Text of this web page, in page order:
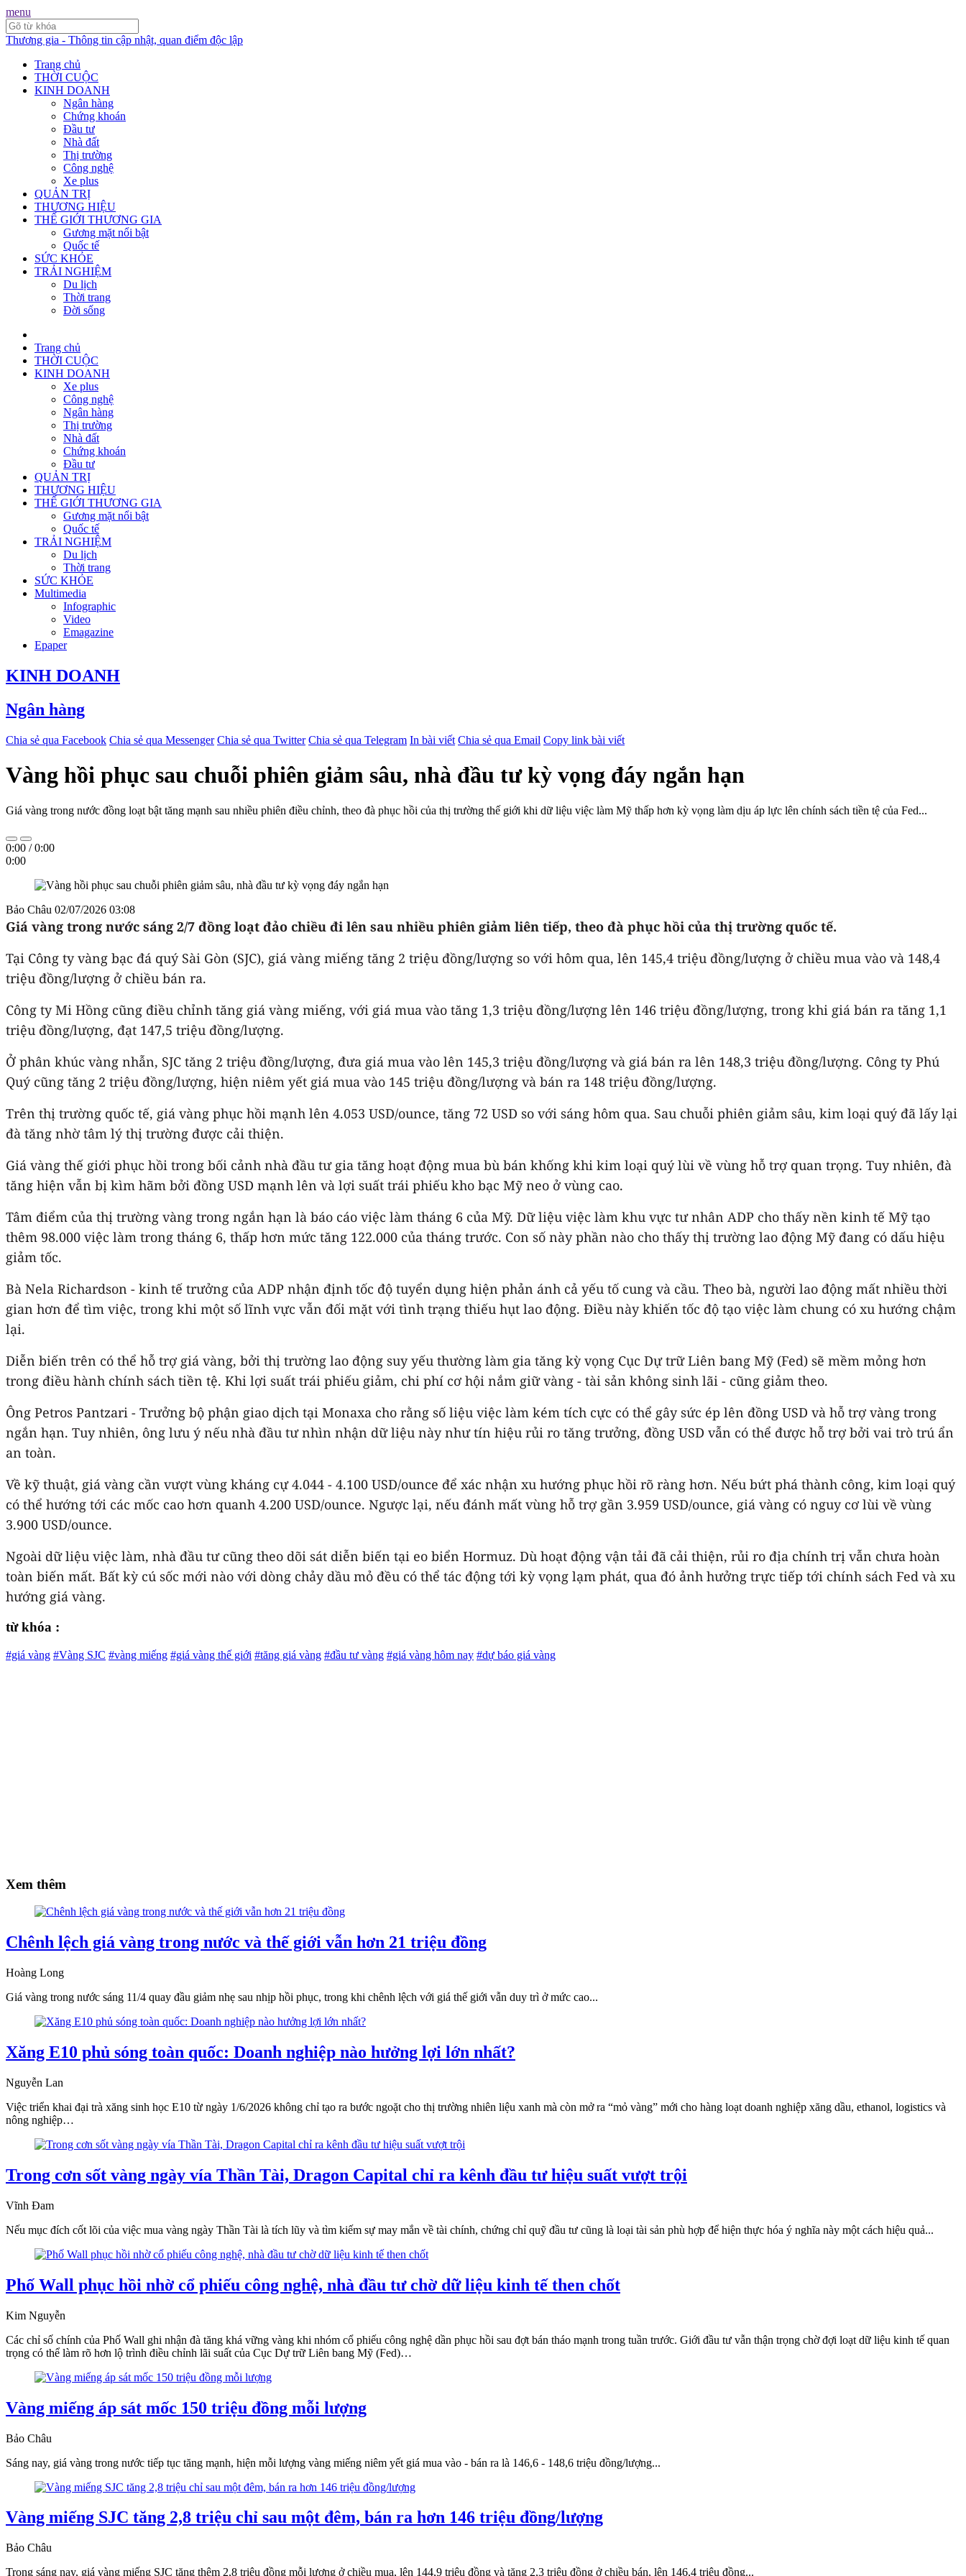
menu
Thương gia - Thông tin cập nhật, quan điểm độc lập
Trang chủ
THỜI CUỘC
KINH DOANH
Ngân hàng
Chứng khoán
Đầu tư
Nhà đất
Thị trường
Công nghệ
Xe plus
QUẢN TRỊ
THƯƠNG HIỆU
THẾ GIỚI THƯƠNG GIA
Gương mặt nổi bật
Quốc tế
SỨC KHỎE
TRẢI NGHIỆM
Du lịch
Thời trang
Đời sống
Trang chủ
THỜI CUỘC
KINH DOANH
Xe plus
Công nghệ
Ngân hàng
Thị trường
Nhà đất
Chứng khoán
Đầu tư
QUẢN TRỊ
THƯƠNG HIỆU
THẾ GIỚI THƯƠNG GIA
Gương mặt nổi bật
Quốc tế
TRẢI NGHIỆM
Du lịch
Thời trang
SỨC KHỎE
Multimedia
Infographic
Video
Emagazine
Epaper
KINH DOANH
Ngân hàng
Chia sẻ qua Facebook Chia sẻ qua Messenger Chia sẻ qua Twitter Chia sẻ qua Telegram In bài viết Chia sẻ qua Email Copy link bài viết
Vàng hồi phục sau chuỗi phiên giảm sâu, nhà đầu tư kỳ vọng đáy ngắn hạn
Giá vàng trong nước đồng loạt bật tăng mạnh sau nhiều phiên điều chỉnh, theo đà phục hồi của thị trường thế giới khi dữ liệu việc làm Mỹ thấp hơn kỳ vọng làm dịu áp lực lên chính sách tiền tệ của Fed...
0:00 /0:00
0:00
Bảo Châu 02/07/2026 03:08
Giá vàng trong nước sáng 2/7 đồng loạt đảo chiều đi lên sau nhiều phiên giảm liên tiếp, theo đà phục hồi của thị trường quốc tế.
Tại Công ty vàng bạc đá quý Sài Gòn (SJC), giá vàng miếng tăng 2 triệu đồng/lượng so với hôm qua, lên 145,4 triệu đồng/lượng ở chiều mua vào và 148,4
triệu đồng/lượng ở chiều bán ra.
Công ty Mi Hồng cũng điều chỉnh tăng giá vàng miếng, với giá mua vào tăng 1,3 triệu đồng/lượng lên 146 triệu đồng/lượng, trong khi giá bán ra tăng 1,1
triệu đồng/lượng, đạt 147,5 triệu đồng/lượng.
Ở phân khúc vàng nhẫn, SJC tăng 2 triệu đồng/lượng, đưa giá mua vào lên 145,3 triệu đồng/lượng và giá bán ra lên 148,3 triệu đồng/lượng. Công ty Phú
Quý cũng tăng 2 triệu đồng/lượng, hiện niêm yết giá mua vào 145 triệu đồng/lượng và bán ra 148 triệu đồng/lượng.
Trên thị trường quốc tế, giá vàng phục hồi mạnh lên 4.053 USD/ounce, tăng 72 USD so với sáng hôm qua. Sau chuỗi phiên giảm sâu, kim loại quý đã lấy lại
đà tăng nhờ tâm lý thị trường được cải thiện.
Giá vàng thế giới phục hồi trong bối cảnh nhà đầu tư gia tăng hoạt động mua bù bán khống khi kim loại quý lùi về vùng hỗ trợ quan trọng. Tuy nhiên, đà
tăng hiện vẫn bị kìm hãm bởi đồng USD mạnh lên và lợi suất trái phiếu kho bạc Mỹ neo ở vùng cao.
Tâm điểm của thị trường vàng trong ngắn hạn là báo cáo việc làm tháng 6 của Mỹ. Dữ liệu việc làm khu vực tư nhân ADP cho thấy nền kinh tế Mỹ tạo
thêm 98.000 việc làm trong tháng 6, thấp hơn mức tăng 122.000 của tháng trước. Con số này phần nào cho thấy thị trường lao động Mỹ đang có dấu hiệu
giảm tốc.
Bà Nela Richardson - kinh tế trưởng của ADP nhận định tốc độ tuyển dụng hiện phản ánh cả yếu tố cung và cầu. Theo bà, người lao động mất nhiều thời
gian hơn để tìm việc, trong khi một số lĩnh vực vẫn đối mặt với tình trạng thiếu hụt lao động. Điều này khiến tốc độ tạo việc làm chung có xu hướng chậm
lại.
Diễn biến trên có thể hỗ trợ giá vàng, bởi thị trường lao động suy yếu thường làm gia tăng kỳ vọng Cục Dự trữ Liên bang Mỹ (Fed) sẽ mềm mỏng hơn
trong điều hành chính sách tiền tệ. Khi lợi suất trái phiếu giảm, chi phí cơ hội nắm giữ vàng - tài sản không sinh lãi - cũng giảm theo.
Ông Petros Pantzari - Trưởng bộ phận giao dịch tại Monaxa cho rằng số liệu việc làm kém tích cực có thể gây sức ép lên đồng USD và hỗ trợ vàng trong
ngắn hạn. Tuy nhiên, ông lưu ý nếu nhà đầu tư nhìn nhận dữ liệu này như tín hiệu rủi ro tăng trưởng, đồng USD vẫn có thể được hỗ trợ bởi vai trò trú ẩn
an toàn.
Về kỹ thuật, giá vàng cần vượt vùng kháng cự 4.044 - 4.100 USD/ounce để xác nhận xu hướng phục hồi rõ ràng hơn. Nếu bứt phá thành công, kim loại quý
có thể hướng tới các mốc cao hơn quanh 4.200 USD/ounce. Ngược lại, nếu đánh mất vùng hỗ trợ gần 3.959 USD/ounce, giá vàng có nguy cơ lùi về vùng
3.900 USD/ounce.
Ngoài dữ liệu việc làm, nhà đầu tư cũng theo dõi sát diễn biến tại eo biển Hormuz. Dù hoạt động vận tải đã cải thiện, rủi ro địa chính trị vẫn chưa hoàn
toàn biến mất. Bất kỳ cú sốc mới nào với dòng chảy dầu mỏ đều có thể tác động tới kỳ vọng lạm phát, qua đó ảnh hưởng trực tiếp tới chính sách Fed và xu
hướng giá vàng.
từ khóa :
#giá vàng #Vàng SJC #vàng miếng #giá vàng thế giới #tăng giá vàng #đầu tư vàng #giá vàng hôm nay #dự báo giá vàng
Xem thêm
Chênh lệch giá vàng trong nước và thế giới vẫn hơn 21 triệu đồng
Hoàng Long
Giá vàng trong nước sáng 11/4 quay đầu giảm nhẹ sau nhịp hồi phục, trong khi chênh lệch với giá thế giới vẫn duy trì ở mức cao...
Xăng E10 phủ sóng toàn quốc: Doanh nghiệp nào hưởng lợi lớn nhất?
Nguyễn Lan
Việc triển khai đại trà xăng sinh học E10 từ ngày 1/6/2026 không chỉ tạo ra bước ngoặt cho thị trường nhiên liệu xanh mà còn mở ra “mỏ vàng” mới cho hàng loạt doanh nghiệp xăng dầu, ethanol, logistics và
nông nghiệp…
Trong cơn sốt vàng ngày vía Thần Tài, Dragon Capital chỉ ra kênh đầu tư hiệu suất vượt trội
Vĩnh Đam
Nếu mục đích cốt lõi của việc mua vàng ngày Thần Tài là tích lũy và tìm kiếm sự may mắn về tài chính, chứng chỉ quỹ đầu tư cũng là loại tài sản phù hợp để hiện thực hóa ý nghĩa này một cách hiệu quả...
Phố Wall phục hồi nhờ cổ phiếu công nghệ, nhà đầu tư chờ dữ liệu kinh tế then chốt
Kim Nguyễn
Các chỉ số chính của Phố Wall ghi nhận đà tăng khá vững vàng khi nhóm cổ phiếu công nghệ dần phục hồi sau đợt bán tháo mạnh trong tuần trước. Giới đầu tư vẫn thận trọng chờ đợi loạt dữ liệu kinh tế quan
trọng có thể làm rõ hơn lộ trình điều chỉnh lãi suất của Cục Dự trữ Liên bang Mỹ (Fed)…
Vàng miếng áp sát mốc 150 triệu đồng mỗi lượng
Bảo Châu
Sáng nay, giá vàng trong nước tiếp tục tăng mạnh, hiện mỗi lượng vàng miếng niêm yết giá mua vào - bán ra là 146,6 - 148,6 triệu đồng/lượng...
Vàng miếng SJC tăng 2,8 triệu chỉ sau một đêm, bán ra hơn 146 triệu đồng/lượng
Bảo Châu
Trong sáng nay, giá vàng miếng SJC tăng thêm 2,8 triệu đồng mỗi lượng ở chiều mua, lên 144,9 triệu đồng và tăng 2,3 triệu đồng ở chiều bán, lên 146,4 triệu đồng...